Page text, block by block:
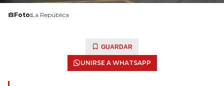
Foto:La República
GUARDAR
UNIRSE A WHATSAPP